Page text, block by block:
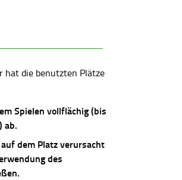
hat die benutzten Plätze
Spielen vollflächig (bis
ab.
dem Platz verursacht
des